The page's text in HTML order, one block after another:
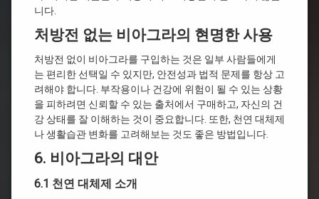
니다.
처방전 없는 비아그라의 현명한 사용
처방전 없이 비아그라를 구입하는 것은 일부 사람들에게
는 편리한 선택일 수 있지만, 안전성과 법적 문제를 항상 고
려해야 합니다. 부작용이나 건강에 위험이 될 수 있는 상황
을 피하려면 신뢰할 수 있는 출처에서 구매하고, 자신의 건
강 상태를 잘 이해하는 것이 중요합니다. 또한, 천연 대체제
나 생활습관 변화를 고려해보는 것도 좋은 방법입니다.
6. 비아그라의 대안
6.1 천연 대체제 소개